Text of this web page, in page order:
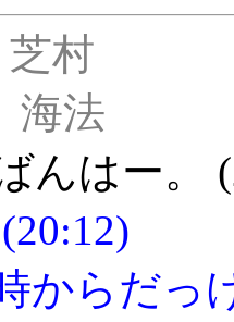
芝村
海法
んはー。
からだっ